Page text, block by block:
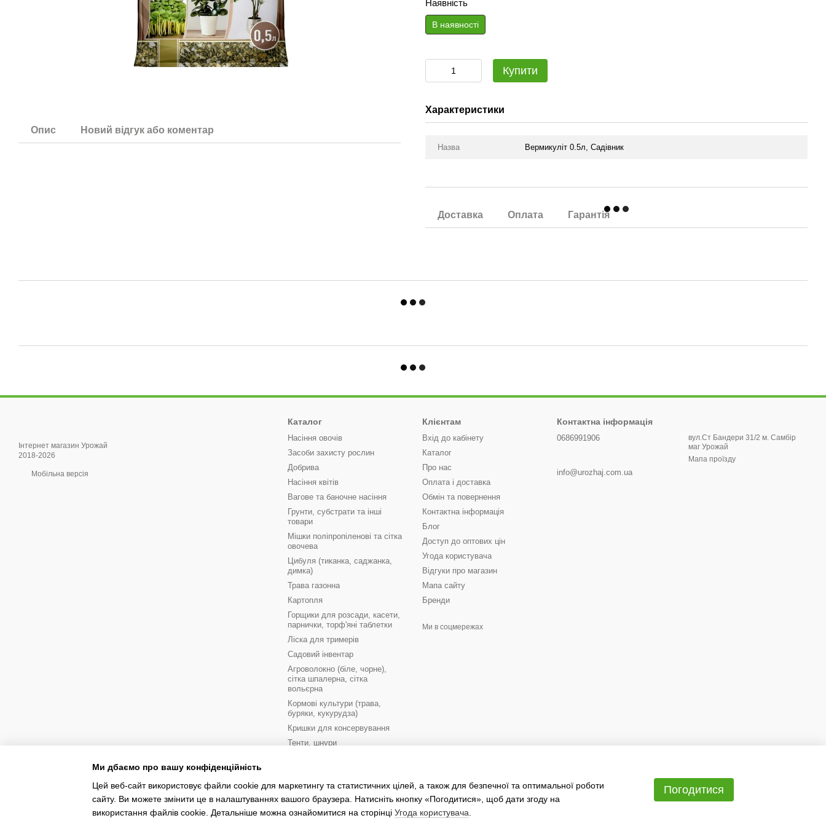
Опис Новий відгук або коментар
Наявність
В наявності
Купити
Характеристики
Назва Вермикуліт 0.5л, Садівник
Доставка Оплата Гарантія
Інтернет магазин Урожай
2018-2026
Мобільна версія
Каталог
Насіння овочів
Засоби захисту рослин
Добрива
Насіння квітів
Вагове та баночне насіння
Грунти, субстрати та інші
товари
Мішки поліпропіленові та сітка
овочева
Цибуля (тиканка, саджанка,
димка)
Трава газонна
Картопля
Горщики для розсади, касети,
парнички, торф'яні таблетки
Ліска для тримерів
Садовий інвентар
Агроволокно (біле, чорне),
сітка шпалерна, сітка
вольєрна
Кормові культури (трава,
буряки, кукурудза)
Кришки для консервування
Тенти, шнури
Рукавиці робочі
Клієнтам
Вхід до кабінету
Каталог
Про нас
Оплата і доставка
Обмін та повернення
Контактна інформація
Блог
Доступ до оптових цін
Угода користувача
Відгуки про магазин
Мапа сайту
Бренди
Ми в соцмережах
Контактна інформація
0686991906
info@urozhaj.com.ua
вул.Ст Бандери 31/2 м. Самбір
маг Урожай
Мапа проїзду
Ми дбаємо про вашу конфіденційність
Цей веб-сайт використовує файли cookie для маркетингу та статистичних цілей, а також для безпечної та оптимальної роботи
сайту. Ви можете змінити це в налаштуваннях вашого браузера. Натисніть кнопку «Погодитися», щоб дати згоду на
використання файлів cookie. Детальніше можна ознайомитися на сторінці Угода користувача
Погодитися